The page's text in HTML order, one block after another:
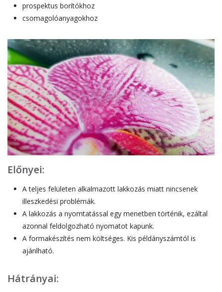
prospektus borítókhoz
csomagolóanyagokhoz
Előnyei:
A teljes felületen alkalmazott lakkozás miatt nincsenek
illeszkedési problémák.
A lakkozás a nyomtatással egy menetben történik, ezáltal
azonnal feldolgozható nyomatot kapunk.
A formakészítés nem költséges. Kis példányszámtól is
ajánlható.
Hátrányai: